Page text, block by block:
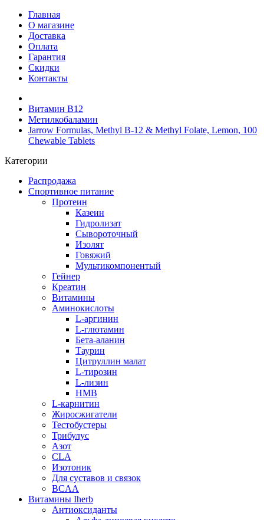
Главная
О магазине
Доставка
Оплата
Гарантия
Скидки
Контакты
Витамин B12
Метилкобаламин
Jarrow Formulas, Methyl B-12 & Methyl Folate, Lemon, 100
Chewable Tablets
Категории
Распродажа
Спортивное питание
Протеин
Казеин
Гидролизат
Сывороточный
Изолят
Говяжий
Мультикомпонентый
Гейнер
Креатин
Витамины
Аминокислоты
L-аргинин
L-глютамин
Бета-аланин
Таурин
Цитруллин малат
L-тирозин
L-лизин
HMB
L-карнитин
Жиросжигатели
Тестобустеры
Трибулус
Азот
CLA
Изотоник
Для суставов и связок
BCAA
Витамины Iherb
Антиоксиданты